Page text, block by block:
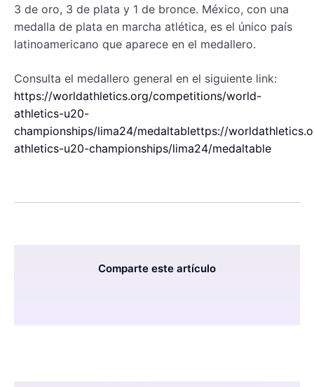
3 de oro, 3 de plata y 1 de bronce. México, con una
medalla de plata en marcha atlética, es el único país
latinoamericano que aparece en el medallero.
Consulta el medallero general en el siguiente link:
https://worldathletics.org/competitions/world-
athletics-u20-
championships/lima24/medaltablettps://
athletics-u20-championships/lima24/medaltable
Comparte este artículo